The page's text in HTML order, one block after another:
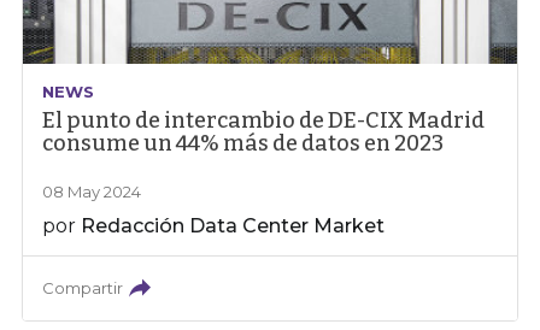
NEWS
El punto de intercambio de DE-CIX Madrid
consume un 44% más de datos en 2023
08 May 2024
por Redacción Data Center Market
Compartir